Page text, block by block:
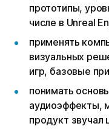
прототипы,
числе в Unreal
применять
визуальных
игр, базовые
понимать
аудиоэффекты,
продукт звучал